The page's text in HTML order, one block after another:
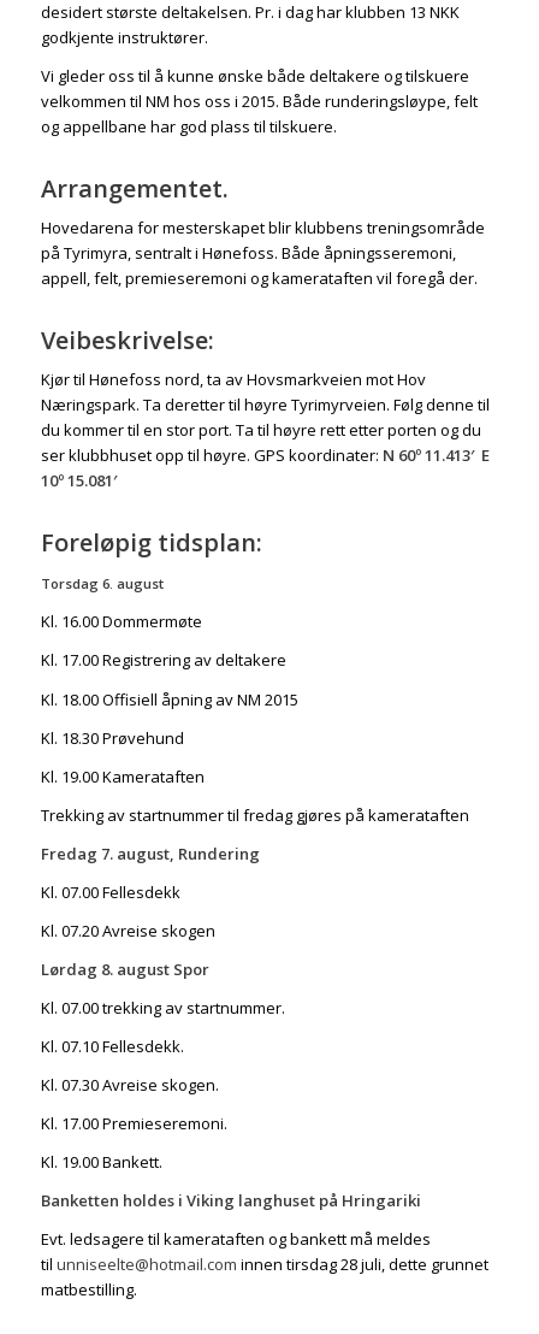
desidert største deltakelsen. Pr. i dag har klubben 13 NKK
godkjente instruktører.
Vi gleder oss til å kunne ønske både deltakere og tilskuere
velkommen til NM hos oss i 2015. Både runderingsløype, felt
og appellbane har god plass til tilskuere.
Arrangementet.
Hovedarena for mesterskapet blir klubbens treningsområde
på Tyrimyra, sentralt i Hønefoss. Både åpningsseremoni,
appell, felt, premieseremoni og kamerataften vil foregå der.
Veibeskrivelse:
Kjør til Hønefoss nord, ta av Hovsmarkveien mot Hov
Næringspark. Ta deretter til høyre Tyrimyrveien. Følg denne til
du kommer til en stor port. Ta til høyre rett etter porten og du
ser klubbhuset opp til høyre. GPS koordinater: N 60º 11.413′ E
10º 15.081′
Foreløpig tidsplan:
Torsdag 6. august
Kl. 16.00 Dommermøte
Kl. 17.00 Registrering av deltakere
Kl. 18.00 Offisiell åpning av NM 2015
Kl. 18.30 Prøvehund
Kl. 19.00 Kamerataften
Trekking av startnummer til fredag gjøres på kamerataften
Fredag 7. august, Rundering
Kl. 07.00 Fellesdekk
Kl. 07.20 Avreise skogen
Lørdag 8. august Spor
Kl. 07.00 trekking av startnummer.
Kl. 07.10 Fellesdekk.
Kl. 07.30 Avreise skogen.
Kl. 17.00 Premieseremoni.
Kl. 19.00 Bankett.
Banketten holdes i Viking langhuset på Hringariki
Evt. ledsagere til kamerataften og bankett må meldes
til unniseelte@hotmail.com innen tirsdag 28 juli, dette grunnet
matbestilling.